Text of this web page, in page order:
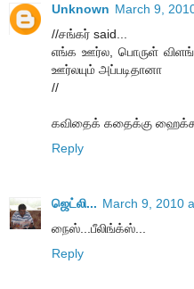
Unknown March 9,
//சங்கர் said...
எங்க ஊர்ல, பொருள்
ஊர்லயும் அப்படிதானா
//
கவிதைக் கதைக்கு
Reply
ஜெட்லி... March 9, 2010
நைஸ்...பீலிங்க்ஸ்...
Reply